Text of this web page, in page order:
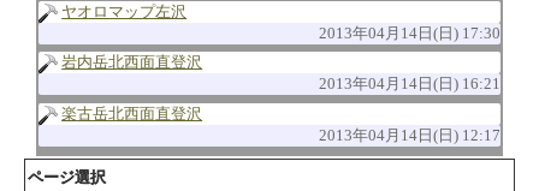
ヤオロマップ左沢
2013年04月14日(日) 17:30
岩内岳北西面直登沢
2013年04月14日(日) 16:21
楽古岳北西面直登沢
2013年04月14日(日) 12:17
ページ選択